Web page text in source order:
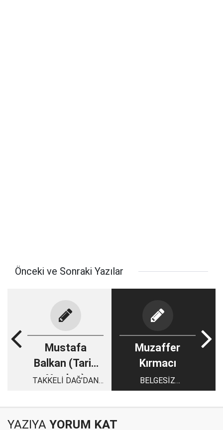
Önceki ve Sonraki Yazılar
Mustafa
Balkan (Tarih
Yazıları)
TAKKELİ DAĞ’DAN
Muzaffer
Kırmacı
BELGESİZ
KONUŞMAK
YAZIYA YORUM KAT